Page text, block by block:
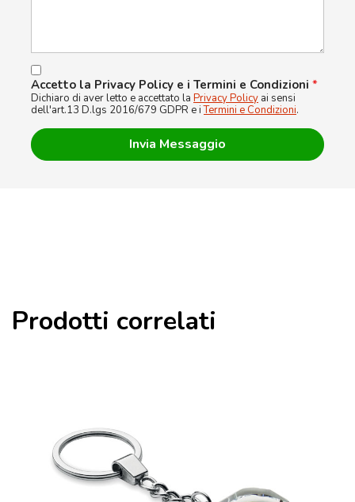
Accetto la Privacy Policy e i Termini e Condizioni *
Dichiaro di aver letto e accettato la Privacy Policy ai sensi
dell'art.13 D.lgs 2016/679 GDPR e iTermini e Condizioni.
Prodotti correlati